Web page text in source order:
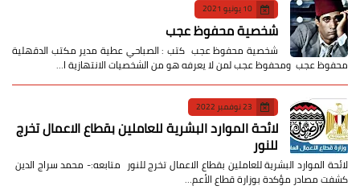
10 يونيو 2021
شخصية محفوظ عجب
شخصية محفوظ عجب كتب : الصباحي عطية مدير مكتب الدقهلية
محفوظ عجب ومحفوظ عجب لمن لا يعرفه هو من الشخصيات الانتهازية ا…
23 نوفمبر 2022
لائحة الموارد البشرية للعاملين بقطاع الاعمال تخرج
للنور
لائحة الموارد البشرية للعاملين بقطاع الاعمال تخرج للنور متابعه:- محمد سراج الدين
كشفت مصادر مؤكدة بوزارة قطاع الأعم…